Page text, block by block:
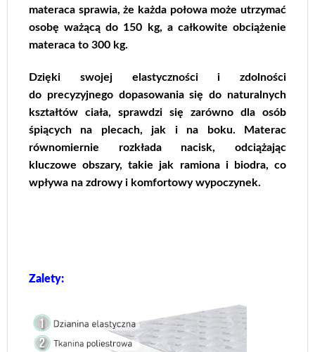
materaca sprawia, że każda połowa może utrzymać
osobę ważącą do 150 kg, a całkowite obciążenie
materaca to 300 kg.
Dzięki swojej elastyczności i zdolności
do precyzyjnego dopasowania się do naturalnych
kształtów ciała, sprawdzi się zarówno dla osób
śpiących na plecach, jak i na boku. Materac
równomiernie rozkłada nacisk, odciążając
kluczowe obszary, takie jak ramiona i biodra, co
wpływa na zdrowy i komfortowy wypoczynek.
Zalety: